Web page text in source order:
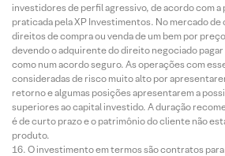
investidores de perfil agressivo, de acordo com
praticada pela XP Investimentos. No mercado
direitos de compra ou venda de um bem por
devendo o adquirente do direito negociado
como num acordo seguro. As operações com
consideradas de risco muito alto por
retorno e algumas posições apresentarem a
superiores ao capital investido. A duração
é de curto prazo e o patrimônio do cliente não
produto.
O investimento em termos são contratos para